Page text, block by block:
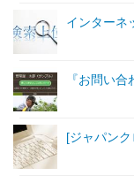
インターネ
『お問い
[ジャパン